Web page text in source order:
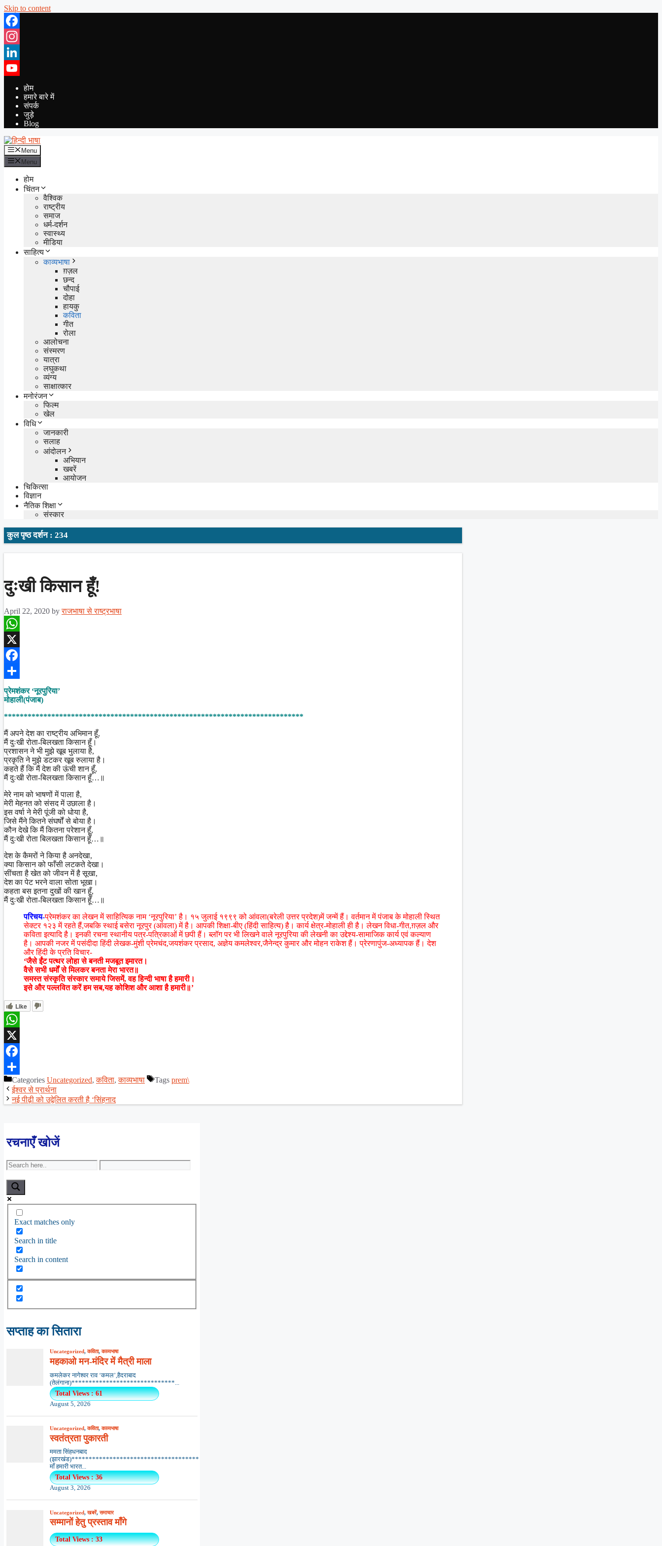
Skip to content
Facebook
Instagram
LinkedIn
YouTube
होम
हमारे बारे में
संपर्क
जुड़े
Blog
Menu
Menu
होम
चिंतन
वैश्विक
राष्ट्रीय
समाज
धर्म-दर्शन
स्वास्थ्य
मीडिया
साहित्य
काव्यभाषा
ग़ज़ल
छन्द
चौपाई
दोहा
हायकु
कविता
गीत
रोला
आलोचना
संस्मरण
यात्रा
लघुकथा
व्यंग्य
साक्षात्कार
मनोरंजन
फिल्म
खेल
विधि
जानकारी
सलाह
आंदोलन
अभियान
खबरें
आयोजन
चिकित्सा
विज्ञान
नैतिक शिक्षा
संस्कार
कुल पृष्ठ दर्शन : 234
दुःखी किसान हूँ!
April 22, 2020 byराजभाषा से राष्ट्रभाषा
WhatsApp
X
Facebook
Share
प्रेमशंकर ‘नूरपुरिया’
मोहाली(पंजाब)
****************************************************************************
मैं अपने देश का राष्ट्रीय अभिमान हूँ,
मैं दुःखी रोता-बिलखता किसान हूँ।
प्रशासन ने भी मुझे खूब भुलाया है,
प्रकृति ने मुझे डटकर खूब रुलाया है।
कहते हैं कि मैं देश की ऊंची शान हूँ,
मैं दुःखी रोता-बिलखता किसान हूँ…॥
मेरे नाम को भाषणों में पाला है,
मेरी मेहनत को संसद में उछाला है।
इस वर्षा ने मेरी पूंजी को धोया है,
जिसे मैंने कितने संघर्षों से बोया है।
कौन देखे कि मैं कितना परेशान हूँ,
मैं दुःखी रोता बिलखता किसान हूँ…॥
देश के कैमरों ने किया है अनदेखा,
क्या किसान को फाँसी लटकते देखा।
सींचता है खेत को जीवन में है सूखा,
देश का पेट भरने वाला सोता भूखा।
कहता बस इतना दुखों की खान हूँ,
मैं दुःखी रोता-बिलखता किसान हूँ…॥
परिचय-प्रेमशंकर का लेखन में साहित्यिक नाम ‘नूरपुरिया’ है। १५ जुलाई १९९९ को आंवला(बरेली उत्तर प्रदेश)में जन्में हैं। वर्तमान में पंजाब के मोहाली स्थित
सेक्टर १२३ में रहते हैं,जबकि स्थाई बसेरा नूरपुर (आंवला) में है। आपकी शिक्षा-बीए (हिंदी साहित्य) है। कार्य क्षेत्र-मोहाली ही है। लेखन विधा-गीत,ग़ज़ल और
कविता इत्यादि है। इनकी रचना स्थानीय पत्र-पत्रिकाओं में छपी हैं। ब्लॉग पर भी लिखने वाले नूरपुरिया की लेखनी का उद्देश्य-सामाजिक कार्य एवं कल्याण
है। आपकी नजर में पसंदीदा हिंदी लेखक-मुंशी प्रेमचंद,जयशंकर प्रसाद, अज्ञेय कमलेश्वर,जैनेन्द्र कुमार और मोहन राकेश हैं। प्रेरणापुंज-अध्यापक हैं। देश
और हिंदी के प्रति विचार-
‘जैसे ईंट पत्थर लोहा से बनती मजबूत इमारत।
वैसे सभी धर्मों से मिलकर बनता मेरा भारत॥
समस्त संस्कृति संस्कार समाये जिसमें, वह हिन्दी भाषा है हमारी।
इसे और पल्लवित करें हम सब,यह कोशिश और आशा है हमारी॥’
Like
WhatsApp
X
Facebook
ShareCategories Uncategorized,कविता,काव्यभाषा Tags prem\
ईश्वर से प्रार्थना
नई पीढ़ी को उद्वेलित करती है ‘सिंहनाद
रचनाएँ खोजें
Exact matches only
Search in title
Search in content
सप्ताह का सितारा
Uncategorized,कविता,काव्यभाषा
महकाओ मन-मंदिर में मैत्री माला
कमलेकर नागेश्वर राव ‘कमल’,हैदराबाद
(तेलंगाना)******************************...
Total Views : 61
August 5, 2026
Uncategorized,कविता,काव्यभाषा
स्वतंत्रता पुकारती
ममता सिंहधनबाद
(झारखंड)*************************************
माँ हमारी भारत...
Total Views : 36
August 3, 2026
Uncategorized,खबरें,समाचार
सम्मानों हेतु प्रस्ताव माँगे
Total Views : 33